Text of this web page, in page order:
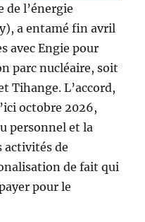
de l’énergie
a entamé fin avril
avec Engie pour
parc nucléaire, soit
Tihange. L’accord,
octobre 2026,
personnel et la
activités de
de fait qui
pour le